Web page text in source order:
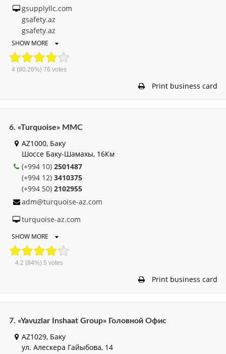
gsupplyllc.com
gsafety.az
gsafety.az
SHOW MORE
4 (80.26%) 76 votes
Print business card
6. «Turquoise» MMC
AZ1000, Баку
Шоссе Баку-Шамахы, 16Км
(+994 10) 2501487
(+994 12) 3410375
(+994 50) 2102955
adm@turquoise-az.com
turquoise-az.com
SHOW MORE
4.2 (84%) 5 votes
Print business card
7. «Yavuzlar Inshaat Group» Головной Офис
AZ1029, Баку
ул. Алескера Гайыбова, 14